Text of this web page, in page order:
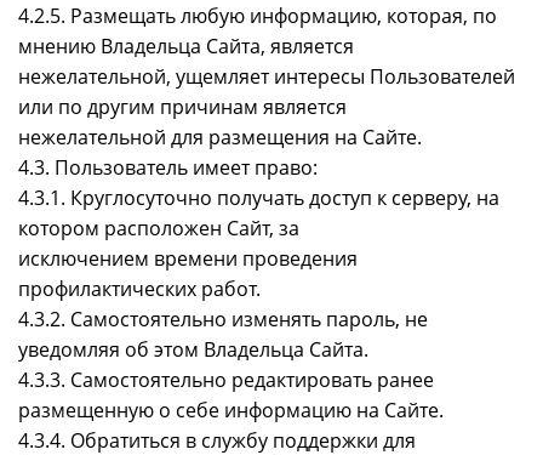
4.2.5. Размещать любую информацию, которая, по
мнению Владельца Сайта, является
нежелательной, ущемляет интересы Пользователей
или по другим причинам является
нежелательной для размещения на Сайте.
4.3. Пользователь имеет право:
4.3.1. Круглосуточно получать доступ к серверу, на
котором расположен Сайт, за
исключением времени проведения
профилактических работ.
4.3.2. Самостоятельно изменять пароль, не
уведомляя об этом Владельца Сайта.
4.3.3. Самостоятельно редактировать ранее
размещенную о себе информацию на Сайте.
4.3.4. Обратиться в службу поддержки для